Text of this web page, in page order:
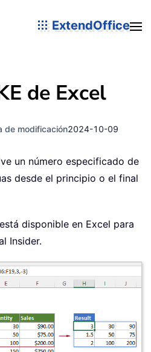
ExtendOffice
de Excel
de modificación2024-10-09
un número especificado de
desde el principio o el final
disponible en Excel para
Insider.